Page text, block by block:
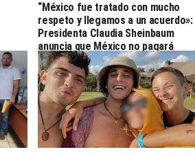
“México fue tratado con mucho
respeto y llegamos a un acuerdo»:
Presidenta Claudia Sheinbaum
anuncia que México no pagará
aranceles en productos dentro del
T-MEC